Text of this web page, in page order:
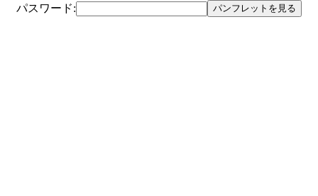
パスワード: パンフレットを見る